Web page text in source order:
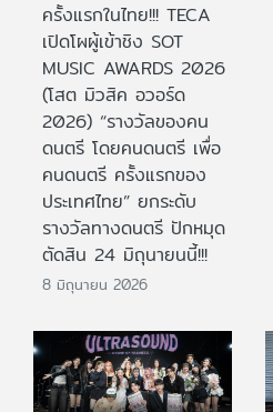
ครั้งแรกในไทย!!! TECA
เปิดโผผู้เข้าชิง SOT
MUSIC AWARDS 2026
(โสต มิวสิค อวอร์ด
2026) “รางวัลของคน
ดนตรี โดยคนดนตรี เพื่อ
คนดนตรี ครั้งแรกของ
ประเทศไทย” ยกระดับ
รางวัลทางดนตรี ปักหมุด
ตัดสิน 24 มิถุนายนนี้!!!
8 มิถุนายน 2026